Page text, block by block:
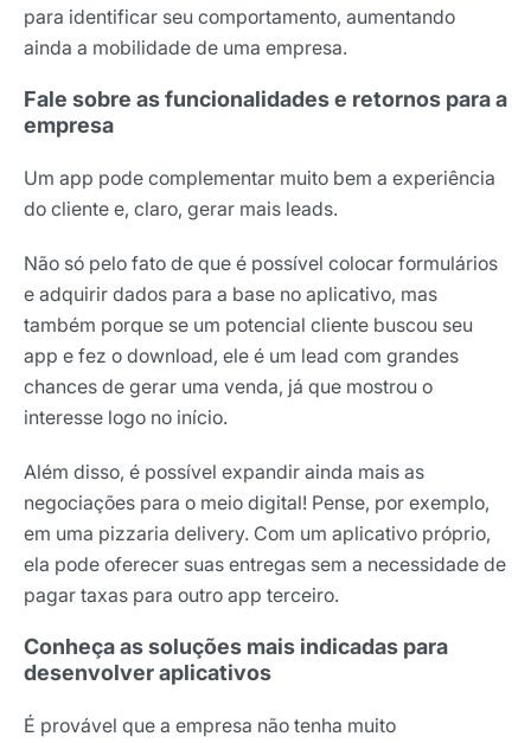
para identificar seu comportamento, aumentando
ainda a mobilidade de uma empresa.
Fale sobre as funcionalidades e retornos para a
empresa
Um app pode complementar muito bem a experiência
do cliente e, claro, gerar mais leads.
Não só pelo fato de que é possível colocar formulários
e adquirir dados para a base no aplicativo, mas
também porque se um potencial cliente buscou seu
app e fez o download, ele é um lead com grandes
chances de gerar uma venda, já que mostrou o
interesse logo no início.
Além disso, é possível expandir ainda mais as
negociações para o meio digital! Pense, por exemplo,
em uma pizzaria delivery. Com um aplicativo próprio,
ela pode oferecer suas entregas sem a necessidade de
pagar taxas para outro app terceiro.
Conheça as soluções mais indicadas para
desenvolver aplicativos
É provável que a empresa não tenha muito